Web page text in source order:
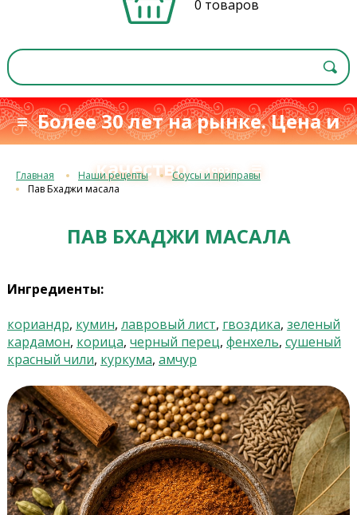
0 товаров
≡ Более 30 лет на рынке. Цена и
качество с 1993 г.≡
Главная Наши рецепты
Соусы и приправы
Пав Бхаджи масала
ПАВ БХАДЖИ МАСАЛА
Ингредиенты:
кориандр, кумин, лавровый лист, гвоздика, зеленый
кардамон, корица, черный перец, фенхель, сушеный
красный чили, куркума, амчур